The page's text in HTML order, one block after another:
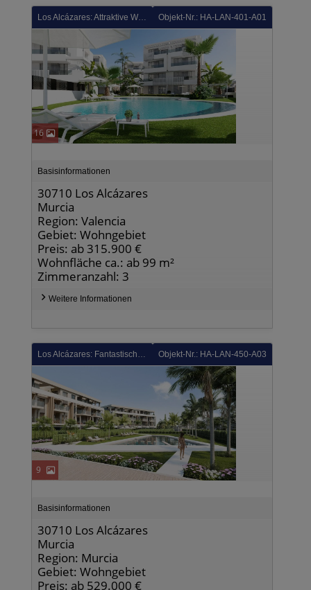
Los Alcázares: Attraktive Wohnungen mit 2 Schlafzimmern, 2 Bädern und Gemeinschaftspool in wunderschöner Anlage Objekt-Nr.: HA-LAN-401-A01
16
Basisinformationen
30710 Los Alcázares
Murcia
Region: Valencia
Gebiet: Wohngebiet
Preis: ab 315.900 €
Wohnfläche ca.: ab 99 m²
Zimmeranzahl: 3
Weitere Informationen
Los Alcázares: Fantastische Penthouse-Wohnungen mit 3 Schlafzimmern, 2 Bädern, Tiefgaragenstellplatz und Gemeinschaftspool im Santa Rosalía Lake and Life Resort Objekt-Nr.: HA-LAN-450-A03
9
Basisinformationen
30710 Los Alcázares
Murcia
Region: Murcia
Gebiet: Wohngebiet
Preis: ab 529.000 €